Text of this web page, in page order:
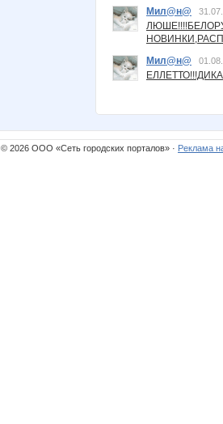
Мил@н@
Мил@н@
© 2026 ООО «Сеть городских порталов» · Реклама